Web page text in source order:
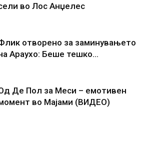
во Лос Анџелес
отворено за заминувањето
Араухо: Беше тешко…
Де Пол за Меси – емотивен
во Мајами (ВИДЕО)